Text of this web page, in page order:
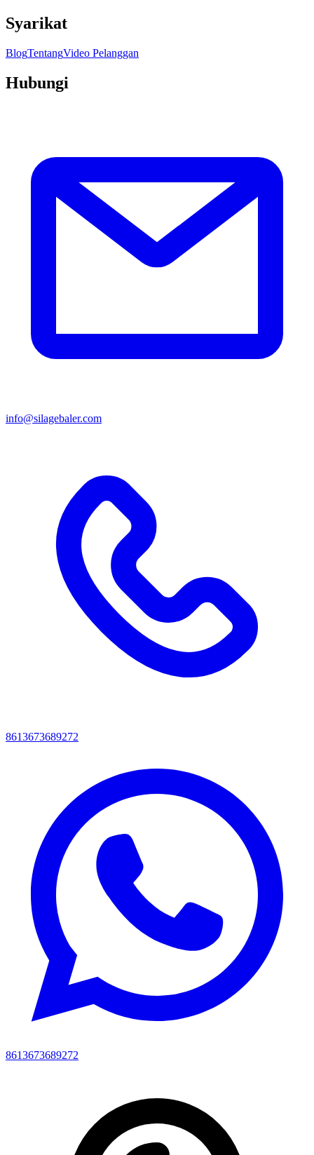
Syarikat
BlogTentangVideo Pelanggan
Hubungi
info@silagebaler.com
8613673689272
8613673689272